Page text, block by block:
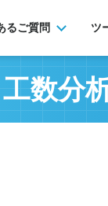
るご質問 ツ
工数分